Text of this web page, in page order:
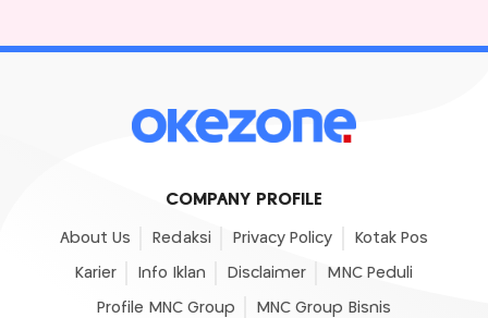
COMPANY PROFILE
About Us Redaksi Privacy Policy Kotak Pos
Karier Info Iklan Disclaimer MNC Peduli
Profile MNC Group MNC Group Bisnis